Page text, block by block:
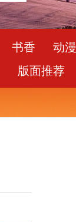
书香
动漫
版面推荐